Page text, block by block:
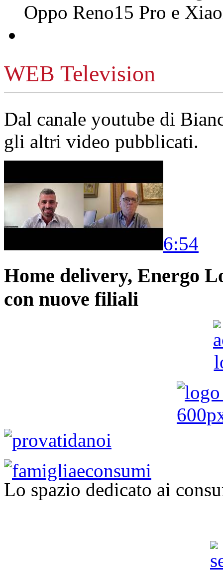
Oppo Reno15 Pro e
WEB Television
Dal canale youtube di
gli altri video pubblicati.
6:54
Home delivery, Energo
con nuove filiali
Lo spazio dedicato ai